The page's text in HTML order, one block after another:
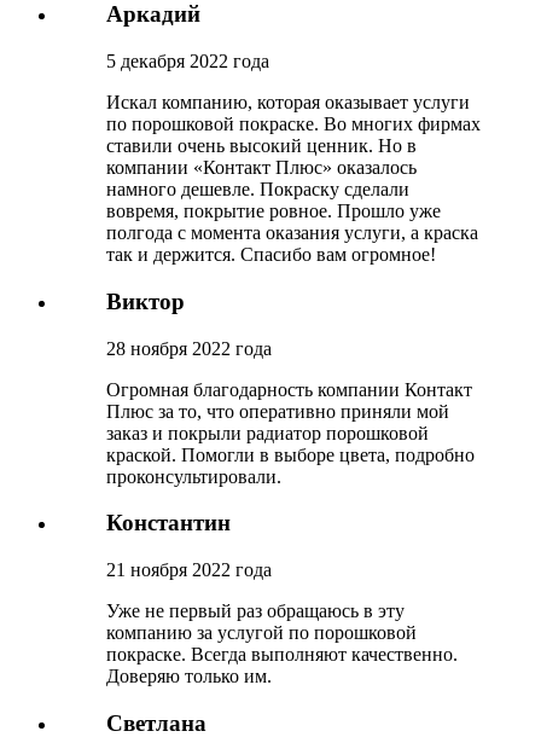
Аркадий
5 декабря 2022 года
Искал компанию, которая оказывает услуги
по порошковой покраске. Во многих фирмах
ставили очень высокий ценник. Но в
компании «Контакт Плюс» оказалось
намного дешевле. Покраску сделали
вовремя, покрытие ровное. Прошло уже
полгода с момента оказания услуги, а краска
так и держится. Спасибо вам огромное!
Виктор
28 ноября 2022 года
Огромная благодарность компании Контакт
Плюс за то, что оперативно приняли мой
заказ и покрыли радиатор порошковой
краской. Помогли в выборе цвета, подробно
проконсультировали.
Константин
21 ноября 2022 года
Уже не первый раз обращаюсь в эту
компанию за услугой по порошковой
покраске. Всегда выполняют качественно.
Доверяю только им.
Светлана